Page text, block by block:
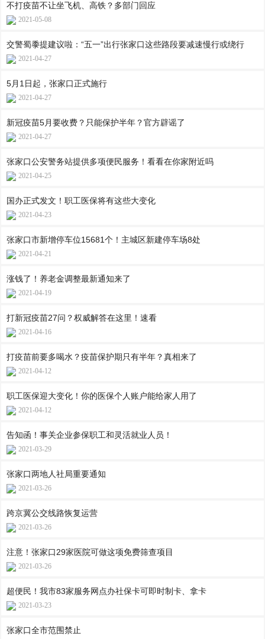
不打疫苗不让坐飞机、高铁？多部门回应
2021-05-08
交警蜀黍提建议啦：“五一”出行张家口这些路段要减速慢行或绕行
2021-04-27
5月1日起，张家口正式施行
2021-04-27
新冠疫苗5月要收费？只能保护半年？官方辟谣了
2021-04-27
张家口公安警务站提供多项便民服务！看看在你家附近吗
2021-04-25
国办正式发文！职工医保将有这些大变化
2021-04-23
张家口市新增停车位15681个！主城区新建停车场8处
2021-04-21
涨钱了！养老金调整最新通知来了
2021-04-19
打新冠疫苗27问？权威解答在这里！速看
2021-04-16
打疫苗前要多喝水？疫苗保护期只有半年？真相来了
2021-04-12
职工医保迎大变化！你的医保个人账户能给家人用了
2021-04-12
告知函！事关企业参保职工和灵活就业人员！
2021-03-29
张家口两地人社局重要通知
2021-03-26
跨京冀公交线路恢复运营
2021-03-26
注意！张家口29家医院可做这项免费筛查项目
2021-03-26
超便民！我市83家服务网点办社保卡可即时制卡、拿卡
2021-03-23
张家口全市范围禁止